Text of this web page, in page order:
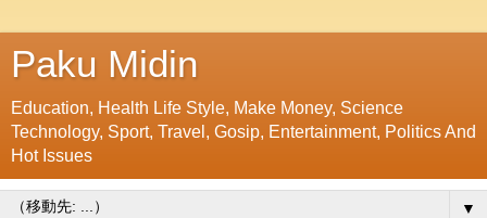
Paku Midin
Education, Health Life Style, Make Money, Science
Technology, Sport, Travel, Gosip, Entertainment, Politics And
Hot Issues
▼